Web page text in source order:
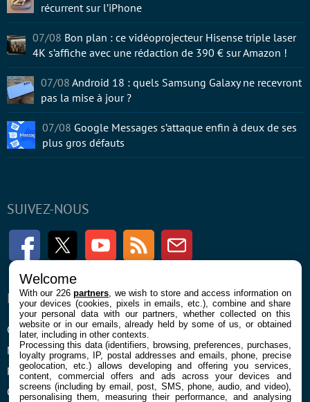
SUIVEZ-NOUS
FacebookTwitter Youtube RSS Newsletter
ENTREPRISE
Confidentialité et Cookies
Mentions légales et CGU
Préférences Cookies
Qui sommes nous
À PROPOS
Contact
récurrent sur l’iPhone
07/08 Bon plan : ce vidéoprojecteur Hisense triple laser
4K s’affiche avec une rédaction de 390 € sur Amazon !
07/08 Android 18 : quels Samsung Galaxy ne recevront
pas la mise à jour ?
07/08 Google Messages s’attaque enfin à deux de ses
plus gros défauts
Welcome
With our 226partners , we wish to store and access information on
your devices (cookies, pixels in emails, etc.), combine and share
your personal data with our partners, whether collected on this
website or in our emails, already held by some of us, or obtained
later, including in other contexts.
Processing this data (identifiers, browsing, preferences, purchases,
loyalty programs, IP, postal addresses and emails, phone, precise
geolocation, etc.) allows developing and offering you services,
content, commercial offers and ads across your devices and
screens (including by email, post, SMS, phone, audio, and video),
personalising them, measuring their performance, and analysing